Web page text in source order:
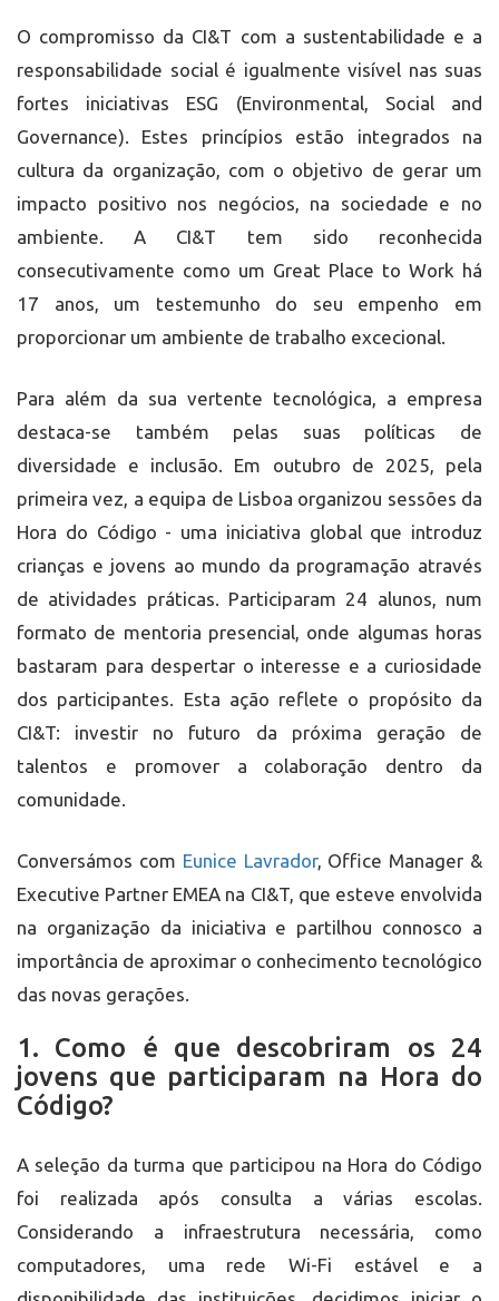
O compromisso da CI&T com a sustentabilidade e a
responsabilidade social é igualmente visível nas suas
fortes iniciativas ESG (Environmental, Social and
Governance). Estes princípios estão integrados na
cultura da organização, com o objetivo de gerar um
impacto positivo nos negócios, na sociedade e no
ambiente. A CI&T tem sido reconhecida
consecutivamente como um Great Place to Work há
17 anos, um testemunho do seu empenho em
proporcionar um ambiente de trabalho excecional.
Para além da sua vertente tecnológica, a empresa
destaca-se também pelas suas políticas de
diversidade e inclusão. Em outubro de 2025, pela
primeira vez, a equipa de Lisboa organizou sessões da
Hora do Código - uma iniciativa global que introduz
crianças e jovens ao mundo da programação através
de atividades práticas. Participaram 24 alunos, num
formato de mentoria presencial, onde algumas horas
bastaram para despertar o interesse e a curiosidade
dos participantes. Esta ação reflete o propósito da
CI&T: investir no futuro da próxima geração de
talentos e promover a colaboração dentro da
comunidade.
Conversámos com Eunice Lavrador, Office Manager &
Executive Partner EMEA na CI&T, que esteve envolvida
na organização da iniciativa e partilhou connosco a
importância de aproximar o conhecimento tecnológico
das novas gerações.
1. Como é que descobriram os 24
jovens que participaram na Hora do
Código?
A seleção da turma que participou na Hora do Código
foi realizada após consulta a várias escolas.
Considerando a infraestrutura necessária, como
computadores, uma rede Wi-Fi estável e a